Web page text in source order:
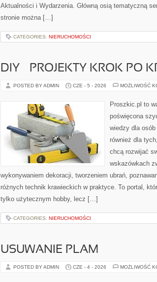
Aktualności i Wydarzenia. Główną osią tematyczną
stronie można […]
CATEGORIES: NIERUCHOMOŚCI
DIY – PROJEKTY KROK PO
POSTED BY ADMIN CZE - 5 - 2026 MOŻLIWOŚĆ
Proszkic.pl to
poświęcona
wiedzy dla
również dla
chcą rozwijać
wskazówkach
wykonywaniem dekoracji, tworzeniem ubrań,
różnych technik krawieckich w praktyce. To portal,
tylko użytecznym hobby, lecz […]
CATEGORIES: NIERUCHOMOŚCI
USUWANIE PLAM
POSTED BY ADMIN CZE - 4 - 2026 MOŻLIWOŚĆ